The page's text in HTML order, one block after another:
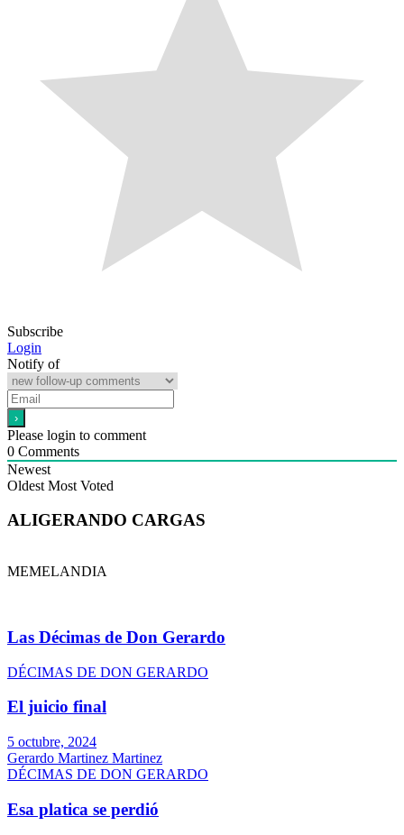
Subscribe
Login
Notify of
Please login to comment
0 Comments
Newest
Oldest Most Voted
ALIGERANDO CARGAS
MEMELANDIA
Las Décimas de Don Gerardo
DÉCIMAS DE DON GERARDO
El juicio final
5 octubre, 2024
Gerardo Martinez Martinez
DÉCIMAS DE DON GERARDO
Esa platica se perdió